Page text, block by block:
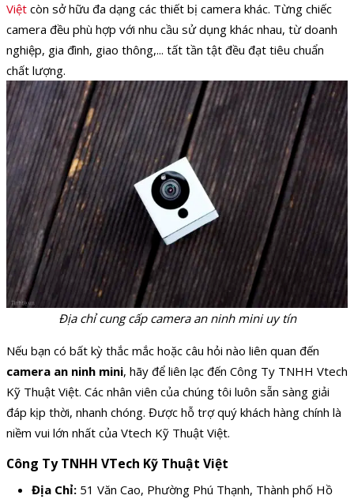
Việt còn sở hữu đa dạng các thiết bị camera khác. Từng chiếc
camera đều phù hợp với nhu cầu sử dụng khác nhau, từ doanh
nghiệp, gia đình, giao thông,... tất tần tật đều đạt tiêu chuẩn
chất lượng.
Địa chỉ cung cấp camera an ninh mini uy tín
Nếu bạn có bất kỳ thắc mắc hoặc câu hỏi nào liên quan đến
camera an ninh mini, hãy để liên lạc đến Công Ty TNHH Vtech
Kỹ Thuật Việt. Các nhân viên của chúng tôi luôn sẵn sàng giải
đáp kịp thời, nhanh chóng. Được hỗ trợ quý khách hàng chính là
niềm vui lớn nhất của Vtech Kỹ Thuật Việt.
Công Ty TNHH VTech Kỹ Thuật Việt
Địa Chỉ: 51 Văn Cao, Phường Phú Thạnh, Thành phố Hồ